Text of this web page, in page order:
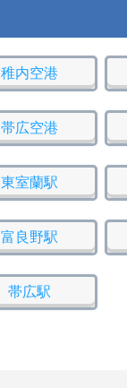
稚内空港
帯広空港
東室蘭駅
富良野駅
帯広駅